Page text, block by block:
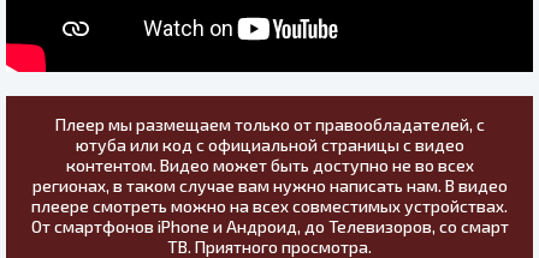
Плеер мы размещаем только от правообладателей, с
ютуба или код с официальной страницы с видео
контентом. Видео может быть доступно не во всех
регионах, в таком случае вам нужно написать нам. В видео
плеере смотреть можно на всех совместимых устройствах.
От смартфонов iPhone и Андроид, до Телевизоров, со смарт
ТВ. Приятного просмотра.